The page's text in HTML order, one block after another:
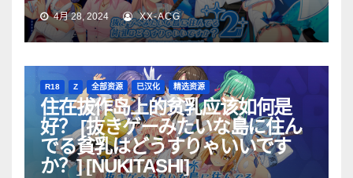
4月 28, 2024 XX-ACG
R18 Z 全部资源 已汉化 精选资源
住在拔作岛上的贫乳应该如何是
好？ [抜きゲーみたいな島に住ん
でる貧乳はどうすりゃいいです
か？] [NUKITASHI]